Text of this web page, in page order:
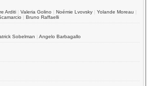
Arditi |Valeria Golino |Noémie Lvovsky |Yolande Moreau |
|Bruno Raffaelli
Sobelman |Angelo Barbagallo